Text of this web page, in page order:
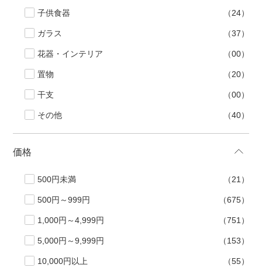
子供食器 （24）
ガラス （37）
花器・インテリア （00）
置物 （20）
干支 （00）
その他 （40）
価格
500円未満 （21）
500円～999円 （675）
1,000円～4,999円 （751）
5,000円～9,999円 （153）
10,000円以上 （55）